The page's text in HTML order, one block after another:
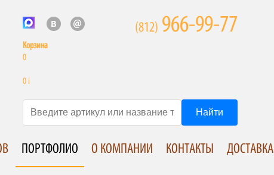
(812) 966-99-77
Корзина
0
0i
Найти
ПОРТФОЛИО О КОМПАНИИ КОНТАКТЫ ДОСТАВКА